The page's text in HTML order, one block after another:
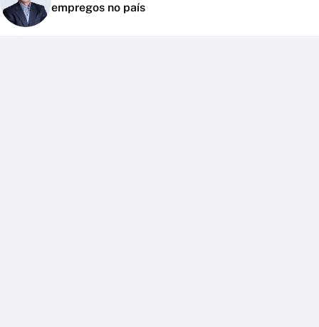
empregos no país